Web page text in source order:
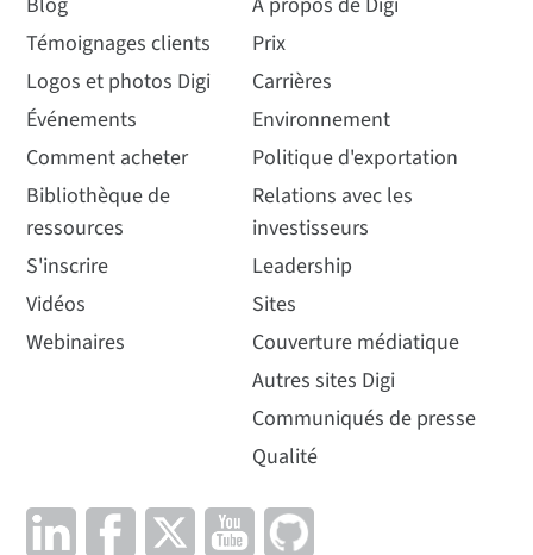
Témoignages clients
Logos et photos Digi
Événements
Comment acheter
Bibliothèque de
ressources
S'inscrire
Vidéos
Webinaires
Prix
Carrières
Environnement
Politique d'exportation
Relations avec les
investisseurs
Leadership
Sites
Couverture médiatique
Autres sites Digi
Communiqués de presse
Qualité